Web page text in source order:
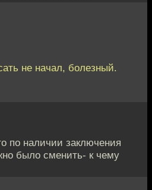
не начал, болезный.
по наличии заключения
было сменить- к чему